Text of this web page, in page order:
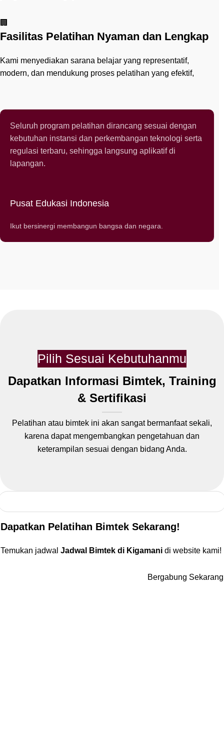
🏢
Fasilitas Pelatihan Nyaman dan Lengkap
Kami menyediakan sarana belajar yang representatif,
modern, dan mendukung proses pelatihan yang efektif,
Seluruh program pelatihan dirancang sesuai dengan
kebutuhan instansi dan perkembangan teknologi serta
regulasi terbaru, sehingga langsung aplikatif di
lapangan.
Pusat Edukasi Indonesia
Ikut bersinergi membangun bangsa dan negara.
Pilih Sesuai Kebutuhanmu
Dapatkan Informasi Bimtek, Training
& Sertifikasi
Pelatihan atau bimtek ini akan sangat bermanfaat sekali,
karena dapat mengembangkan pengetahuan dan
keterampilan sesuai dengan bidang Anda.
Dapatkan Pelatihan Bimtek Sekarang!
Temukan jadwal Jadwal Bimtek di Kigamani di website kami!
Bergabung Sekarang